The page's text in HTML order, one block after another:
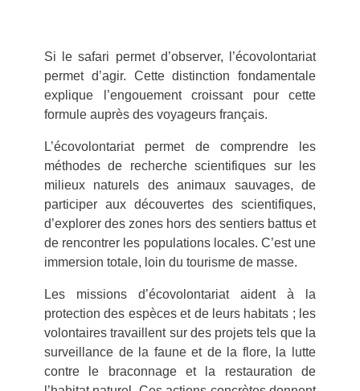
Si le safari permet d’observer, l’écovolontariat
permet d’agir. Cette distinction fondamentale
explique l’engouement croissant pour cette
formule auprès des voyageurs français.
L’écovolontariat permet de comprendre les
méthodes de recherche scientifiques sur les
milieux naturels des animaux sauvages, de
participer aux découvertes des scientifiques,
d’explorer des zones hors des sentiers battus et
de rencontrer les populations locales. C’est une
immersion totale, loin du tourisme de masse.
Les missions d’écovolontariat aident à la
protection des espèces et de leurs habitats ; les
volontaires travaillent sur des projets tels que la
surveillance de la faune et de la flore, la lutte
contre le braconnage et la restauration de